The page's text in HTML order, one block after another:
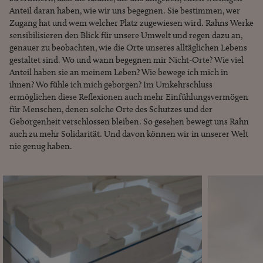
Anteil daran haben, wie wir uns begegnen. Sie bestimmen, wer
Zugang hat und wem welcher Platz zugewiesen wird. Rahns Werke
sensibilisieren den Blick für unsere Umwelt und regen dazu an,
genauer zu beobachten, wie die Orte unseres alltäglichen Lebens
gestaltet sind. Wo und wann begegnen mir Nicht-Orte? Wie viel
Anteil haben sie an meinem Leben? Wie bewege ich mich in
ihnen? Wo fühle ich mich geborgen? Im Umkehrschluss
ermöglichen diese Reflexionen auch mehr Einfühlungsvermögen
für Menschen, denen solche Orte des Schutzes und der
Geborgenheit verschlossen bleiben. So gesehen bewegt uns Rahn
auch zu mehr Solidarität. Und davon können wir in unserer Welt
nie genug haben.